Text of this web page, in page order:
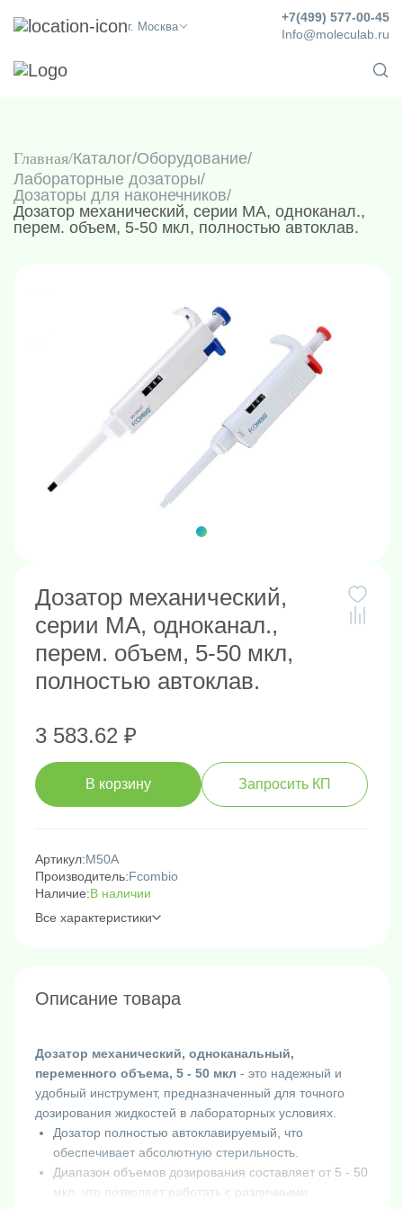
г. Москва
Info@moleculab.ru
+7(499) 577-00-45
Главная Каталог/Оборудование/
Лабораторные дозаторы/
Дозаторы для наконечников/
Дозатор механический, серии MA, одноканал.,
перем. объем, 5-50 мкл, полностью автоклав.
Дозатор механический,
серии MA, одноканал.,
перем. объем, 5-50 мкл,
полностью автоклав.
3 583.62 ₽
В корзину Запросить КП
Артикул:M50A
Производитель:Fcombio
Наличие:В наличии
Все характеристики
Описание товара
Дозатор механический, одноканальный,
переменного объема, 5 - 50 мкл - это надежный и
удобный инструмент, предназначенный для точного
дозирования жидкостей в лабораторных условиях.
Дозатор полностью автоклавируемый, что
обеспечивает абсолютную стерильность.
Диапазон объемов дозирования составляет от 5 - 50
мкл, что позволяет работать с различными